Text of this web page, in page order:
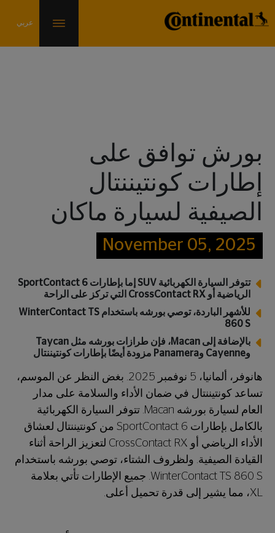
بورش توافق على
إطارات كونتيننتال
الصيفية لسيارة ماكان
November 05, 2025
تتوفر السيارة الكهربائية SUV إما بإطارات SportContact 6
الرياضية أو CrossContact RX التي تركز على الراحة
للأشهر الباردة، توصي بورشه باستخدام WinterContact TS
860 S
بالإضافة إلى Macan، فإن طرازات بورشه مثل Taycan
وCayenne وPanamera مزودة أيضًا بإطارات كونتيننتال
هانوفر، ألمانيا، 5 نوفمبر 2025. بغض النظر عن الموسم،
تساعد كونتيننتال في ضمان الأداء والسلامة على مدار
العام لسيارة بورشه Macan. تتوفر السيارة الكهربائية
بالكامل بإطارات SportContact 6 من كونتيننتال لعشاق
الأداء الرياضي أو CrossContact RX لتعزيز الراحة أثناء
القيادة الصيفية. ولظروف الشتاء، توصي بورشه باستخدام
WinterContact TS 860 S. جميع الإطارات تأتي بعلامة
XL، مما يشير إلى قدرة تحميل أعلى.